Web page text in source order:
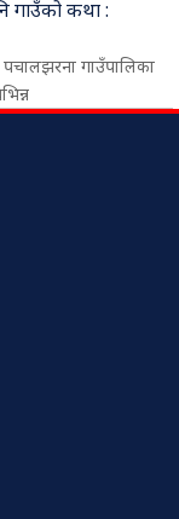
गाउँको कथा :
गाउँपालिका